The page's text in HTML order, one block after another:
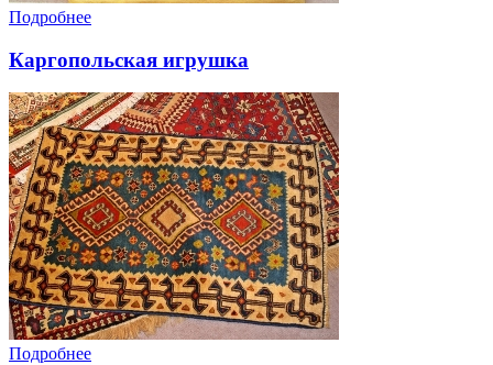
Подробнее
Каргопольская игрушка
Подробнее